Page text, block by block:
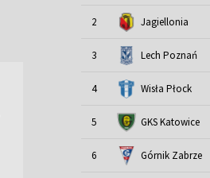
2 Jagiellonia
3 Lech Poznań
4 Wisła Płock
5 GKS Katowice
6 Górnik Zabrze